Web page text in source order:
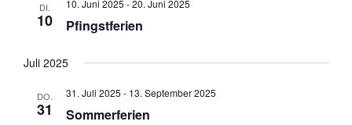
DI.
10
10. Juni 2025 -20. Juni 2025
Pfingstferien
Juli 2025
DO.
31
31. Juli 2025 - 13. September 2025
Sommerferien